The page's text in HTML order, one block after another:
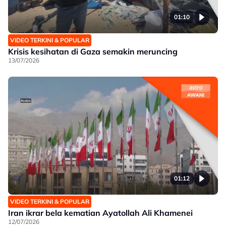
01:10
VIDEO TERKINI & POPULAR
Krisis kesihatan di Gaza semakin meruncing
13/07/2026
01:12
VIDEO TERKINI & POPULAR
Iran ikrar bela kematian Ayatollah Ali Khamenei
12/07/2026